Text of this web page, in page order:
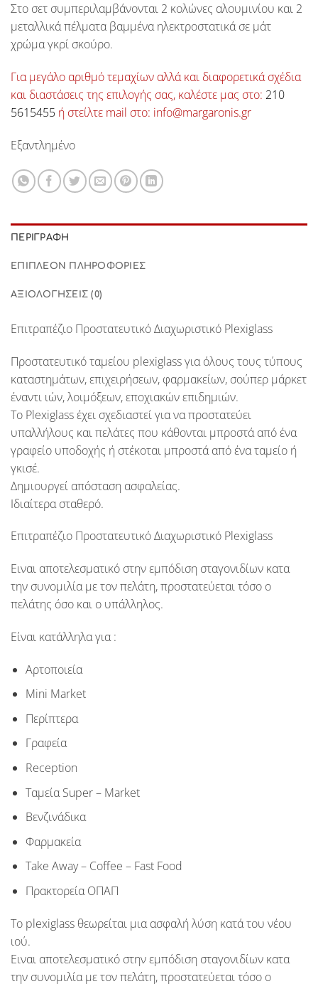
Στο σετ συμπεριλαμβάνονται 2 κολώνες αλουμινίου και 2
μεταλλικά πέλματα βαμμένα ηλεκτροστατικά σε μάτ
χρώμα γκρί σκούρο.
Για μεγάλο αριθμό τεμαχίων αλλά και διαφορετικά σχέδια
και διαστάσεις της επιλογής σας, καλέστε μας στο: 210
5615455 ή στείλτε mail στο: info@margaronis.gr
Εξαντλημένο
ΠΕΡΙΓΡΑΦΉ
ΕΠΙΠΛΈΟΝ ΠΛΗΡΟΦΟΡΊΕΣ
ΑΞΙΟΛΟΓΉΣΕΙΣ (0)
Επιτραπέζιο Προστατευτικό Διαχωριστικό Plexiglass
Προστατευτικό ταμείου plexiglass για όλους τους τύπους
καταστημάτων, επιχειρήσεων, φαρμακείων, σούπερ μάρκετ
έναντι ιών, λοιμόξεων, εποχιακών επιδημιών.
Το Plexiglass έχει σχεδιαστεί για να προστατεύει
υπαλλήλους και πελάτες που κάθονται μπροστά από ένα
γραφείο υποδοχής ή στέκοται μπροστά από ένα ταμείο ή
γκισέ.
Δημιουργεί απόσταση ασφαλείας.
Ιδιαίτερα σταθερό.
Επιτραπέζιο Προστατευτικό Διαχωριστικό Plexiglass
Ειναι αποτελεσματικό στην εμπόδιση σταγονιδίων κατα
την συνομιλία με τον πελάτη, προστατεύεται τόσο ο
πελάτης όσο και ο υπάλληλος.
Είναι κατάλληλα για :
Αρτοποιεία
Mini Market
Περίπτερα
Γραφεία
Reception
Tαμεία Super – Market
Βενζινάδικα
Φαρμακεία
Take Away – Coffee – Fast Food
Πρακτορεία ΟΠΑΠ
Το plexiglass θεωρείται μια ασφαλή λύση κατά του νέου
ιού.
Ειναι αποτελεσματικό στην εμπόδιση σταγονιδίων κατα
την συνομιλία με τον πελάτη, προστατεύεται τόσο ο